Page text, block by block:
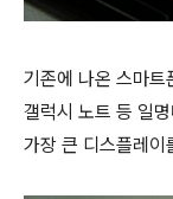
기존에 나온 스마
갤럭시 노트 등 일
가장 큰 디스플레이